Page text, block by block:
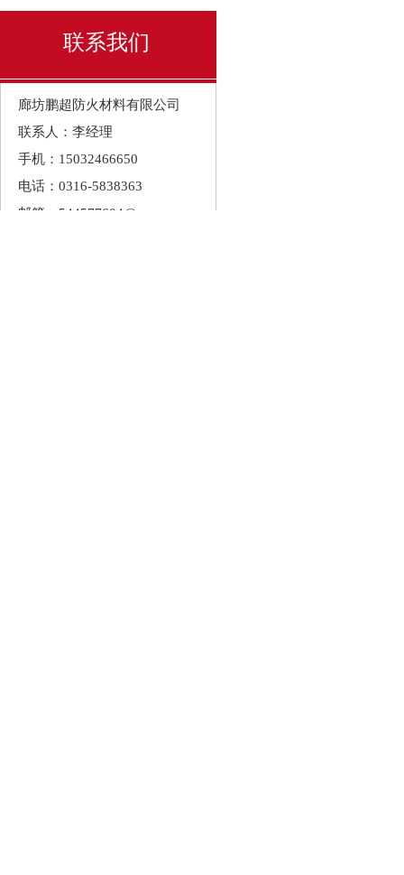
联系我们
廊坊鹏超防火材料有限公司
联系人：李经理
手机：15032466650
电话：0316-5838363
邮箱：544577604@qq.com